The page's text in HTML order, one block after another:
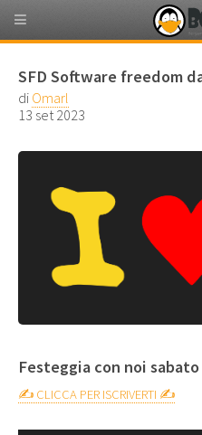
SFD Software freedom
di Omarl
13 set 2023
Festeggia con noi
✍️ CLICCA PER ISCRIVERTI ✍️